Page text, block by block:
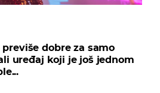
dobre za samo
uređaj koji je još jednom